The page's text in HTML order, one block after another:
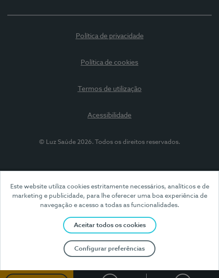
Este website utiliza cookies estritamente necessários, analíticos e de
marketing e publicidade, para lhe oferecer uma boa experiência de
navegação e acesso a todas as funcionalidades.
Aceitar todos os cookies
Configurar preferências
Política de privacidade
Política de cookies
Termos de utilização
Acessibilidade
© Luz Saúde 2026. Todos os direitos reservados.